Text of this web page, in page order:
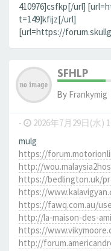
410976]csfkp[/url]
t=149]kfijz[/url]
[url=https://
SFHLP
By Frankymig
- 2026年7月29日(水)
mulg
https://
http://
https://bedlington.uk/
https://
https://fawq.com.au/
http://la-maison-des-
https://
http://